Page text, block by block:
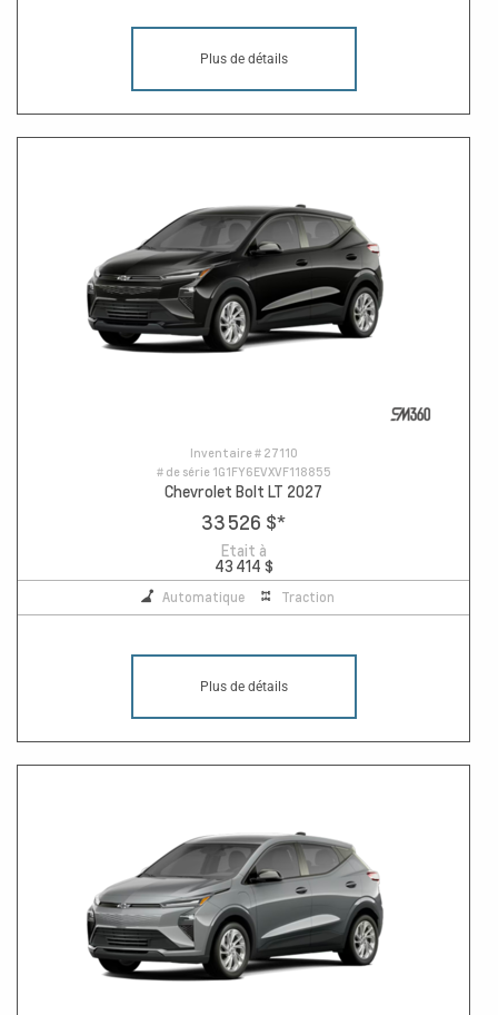
Plus de détails
Inventaire # 27110
# de série 1G1FY6EVXVF118855
Chevrolet Bolt LT 2027
33 526 $*
Etait à
43 414 $
Automatique Traction
Plus de détails